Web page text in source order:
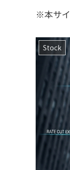
※本サ
Stock